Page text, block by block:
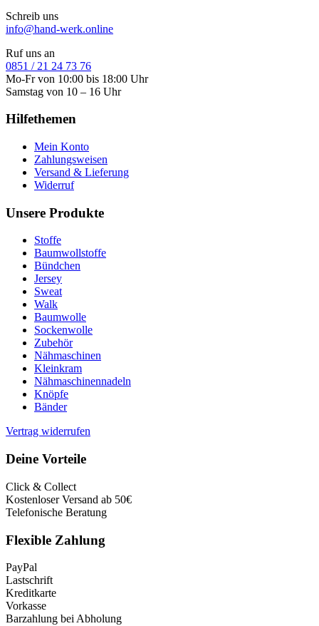
Schreib uns
info@hand-werk.online
Ruf uns an
0851 / 21 24 73 76
Mo-Fr von 10:00 bis 18:00 Uhr
Samstag von 10 – 16 Uhr
Hilfethemen
Mein Konto
Zahlungsweisen
Versand & Lieferung
Widerruf
Unsere Produkte
Stoffe
Baumwollstoffe
Bündchen
Jersey
Sweat
Walk
Baumwolle
Sockenwolle
Zubehör
Nähmaschinen
Kleinkram
Nähmaschinennadeln
Knöpfe
Bänder
Vertrag widerrufen
Deine Vorteile
Click & Collect
Kostenloser Versand ab 50€
Telefonische Beratung
Flexible Zahlung
PayPal
Lastschrift
Kreditkarte
Vorkasse
Barzahlung bei Abholung